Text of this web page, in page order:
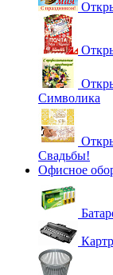
Символика
Свадьбы!
Офисное